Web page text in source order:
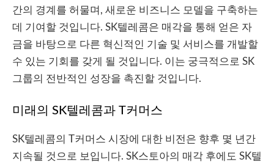
간의 경계를 허물며, 새로운 비즈니스 모델을 구축하는
데 기여할 것입니다. SK텔레콤은 매각을 통해 얻은 자
금을 바탕으로 다른 혁신적인 기술 및 서비스를 개발할
수 있는 기회를 갖게 될 것입니다. 이는 궁극적으로 SK
그룹의 전반적인 성장을 촉진할 것입니다.
미래의 SK텔레콤과 T커머스
SK텔레콤의 T커머스 시장에 대한 비전은 향후 몇 년간
지속될 것으로 보입니다. SK스토아의 매각 후에도 SK텔